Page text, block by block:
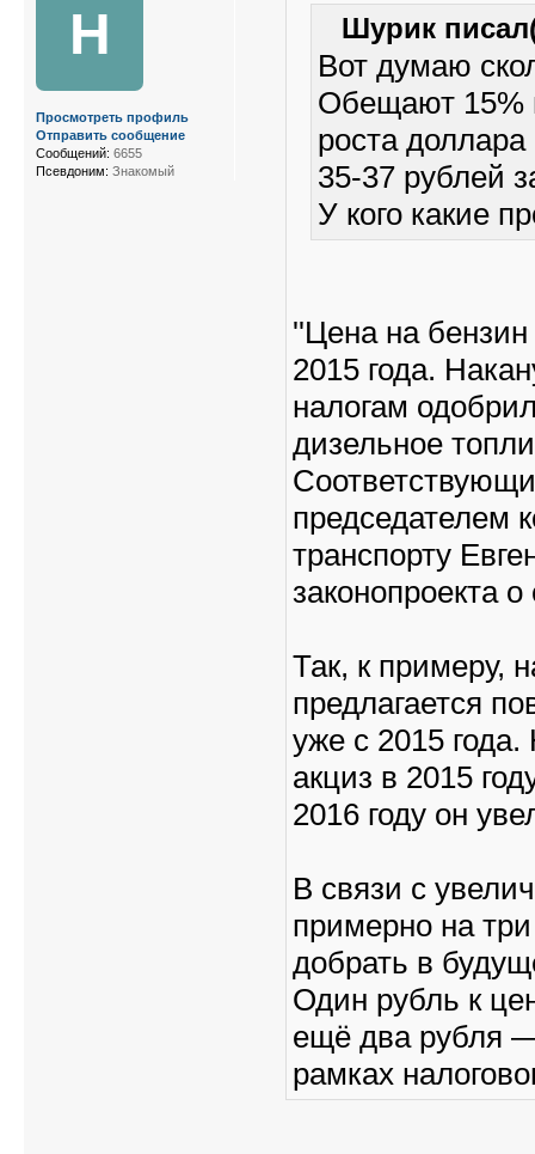
Шурик
Вот думаю
Обещают 15%
роста доллара
35-37 рублей
У кого какие
''Цена на
2015 года.
налогам
дизельное
председателем
транспорту
законопроекта
Так, к примеру,
предлагается
уже с 2015
акциз в 2015
2016 году он
В связи с
примерно на три
добрать в
Один рубль к
ещё два рубля
рамках
Н
Просмотреть профиль
Отправить сообщение
Сообщений: 6655
Псевдоним: Знакомый